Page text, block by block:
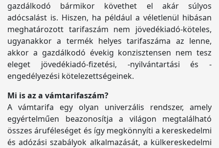
gazdálkodó bármikor követhet el akár súlyos
adócsalást is. Hiszen, ha például a véletlenül hibásan
meghatározott tarifaszám nem jövedékiadó-köteles,
ugyanakkor a termék helyes tarifaszáma az lenne,
akkor a gazdálkodó évekig konzisztensen nem tesz
eleget jövedékiadó-fizetési, -nyilvántartási és -
engedélyezési kötelezettségeinek.
Mi is az a vámtarifaszám?
A vámtarifa egy olyan univerzális rendszer, amely
egyértelműen beazonosítja a világon megtalálható
összes áruféleséget és így megkönnyíti a kereskedelmi
és adózási szabályok alkalmazását, a külkereskedelmi